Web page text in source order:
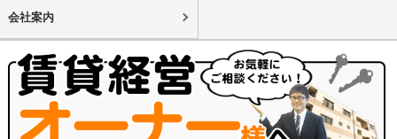
会社案内